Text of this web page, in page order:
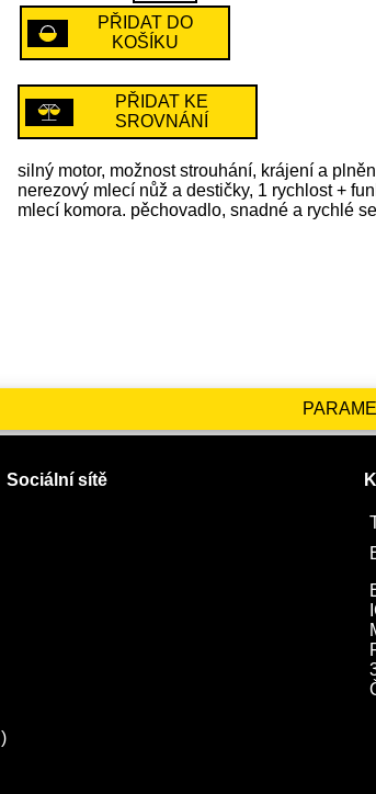
PŘIDAT DO
KOŠÍKU
PŘIDAT KE
SROVNÁNÍ
silný motor, možnost strouhání, krájení a
nerezový mlecí nůž a destičky, 1 rychlost +
mlecí komora. pěchovadlo, snadné a rychlé
)
Sociální sítě